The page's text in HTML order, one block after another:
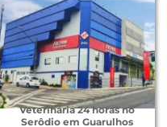
Veterinária 24 horas no
Serôdio em Guarulhos